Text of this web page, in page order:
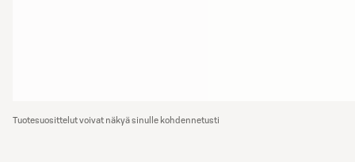
Tuotesuosittelut voivat näkyä sinulle kohdennetusti